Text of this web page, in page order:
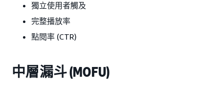
獨立使用者觸及
完整播放率
點閱率 (CTR)
中層漏斗 (MOFU)